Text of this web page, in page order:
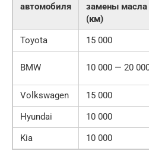
автомобиля
замены масла
(км)
Toyota 15 000
BMW 10 000 — 20
Volkswagen
15 000
Hyundai
10 000
Kia
10 000